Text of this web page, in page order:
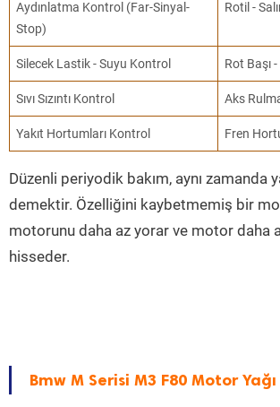
Aydınlatma Kontrol (Far-Sinyal-
Stop)
Rotil -
Silecek Lastik - Suyu Kontrol Rot Başı
Sıvı Sızıntı Kontrol Aks
Yakıt Hortumları Kontrol Fren
Düzenli periyodik bakım, aynı zamanda
demektir. Özelliğini kaybetmemiş bir
motorunu daha az yorar ve motor daha
hisseder.
Bmw M Serisi M3 F80 Motor